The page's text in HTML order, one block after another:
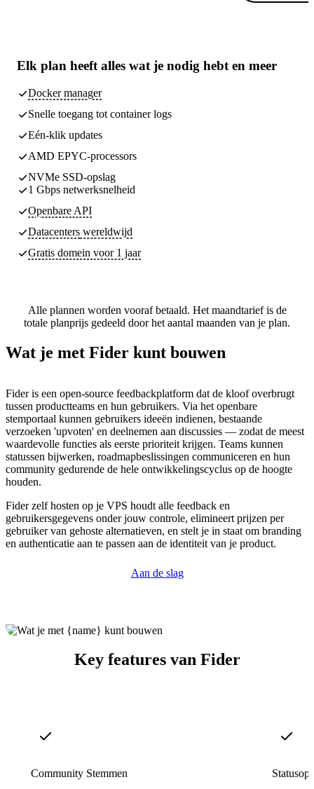
Elk plan heeft alles wat je nodig hebt en meer
Docker manager
Snelle toegang tot container logs
Eén-klik updates
AMD EPYC-processors
NVMe SSD-opslag
1 Gbps netwerksnelheid
Openbare API
Datacenters wereldwijd
Gratis domein voor 1 jaar
Alle plannen worden vooraf betaald. Het maandtarief is de
totale planprijs gedeeld door het aantal maanden van je plan.
Wat je met Fider kunt bouwen
Fider is een open-source feedbackplatform dat de kloof overbrugt
tussen productteams en hun gebruikers. Via het openbare
stemportaal kunnen gebruikers ideeën indienen, bestaande
verzoeken 'upvoten' en deelnemen aan discussies — zodat de meest
waardevolle functies als eerste prioriteit krijgen. Teams kunnen
statussen bijwerken, roadmapbeslissingen communiceren en hun
community gedurende de hele ontwikkelingscyclus op de hoogte
houden.
Fider zelf hosten op je VPS houdt alle feedback en
gebruikersgegevens onder jouw controle, elimineert prijzen per
gebruiker van gehoste alternatieven, en stelt je in staat om branding
en authenticatie aan te passen aan de identiteit van je product.
Aan de slag
Key features van Fider
Community Stemmen